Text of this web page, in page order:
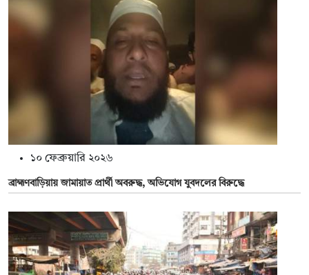
১০ ফেব্রুয়ারি ২০২৬
ব্রাহ্মণবাড়িয়ায় জামায়াত প্রার্থী অবরুদ্ধ, অভিযোগ যুবদলের বিরুদ্ধে